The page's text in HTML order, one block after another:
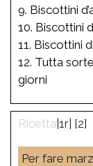
9. Biscottini
10. Biscottini
11. Biscottini
12. Tutta
giorni
|1r| [2]
Per fare